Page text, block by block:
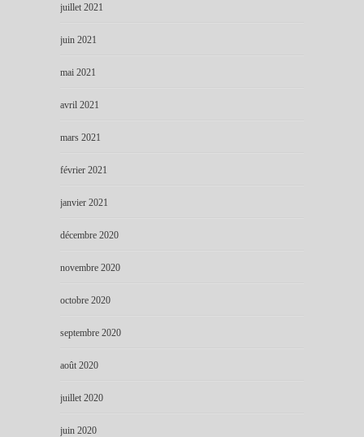
juillet 2021
juin 2021
mai 2021
avril 2021
mars 2021
février 2021
janvier 2021
décembre 2020
novembre 2020
octobre 2020
septembre 2020
août 2020
juillet 2020
juin 2020